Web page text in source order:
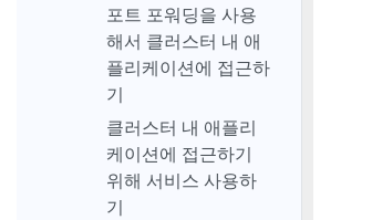
포트 포워딩을 사용
해서 클러스터 내 애
플리케이션에 접근하
기
클러스터 내 애플리
케이션에 접근하기
위해 서비스 사용하
기